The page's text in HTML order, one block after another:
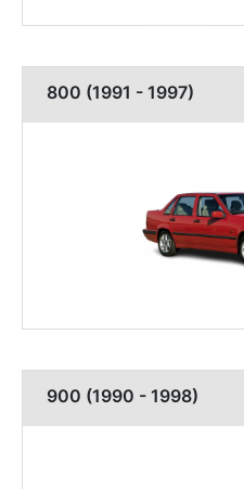
800 (1991 - 1997)
900 (1990 - 1998)